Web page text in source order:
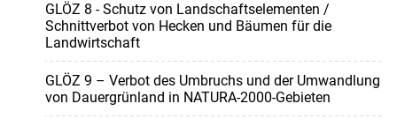
GLÖZ 8 - Schutz von Landschaftselementen /
Schnittverbot von Hecken und Bäumen für die
Landwirtschaft
GLÖZ 9 – Verbot des Umbruchs und der Umwandlung
von Dauergrünland in NATURA-2000-Gebieten